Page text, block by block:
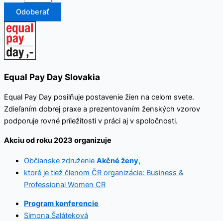
Odoberať
Equal Pay Day Slovakia
Equal Pay Day posilňuje postavenie žien na celom svete.
Zdieľaním dobrej praxe a prezentovaním ženských vzorov
podporuje rovné príležitosti v práci aj v spoločnosti.
Akciu od roku 2023 organizuje
Občianske združenie Akčné ženy,
ktoré je tiež členom ČR organizácie: Business &
Professional Women CR
Program konferencie
Simona Šaláteková